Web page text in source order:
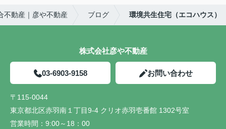
不動産｜彦や不動産 ブログ 環境共生住宅（エコハウス）
株式会社彦や不動産
03-6903-9158 お問い合わせ
〒115-0044
東京都北区赤羽南１丁目9-4 クリオ赤羽壱番館 1302号室
営業時間： 9:00～18：00